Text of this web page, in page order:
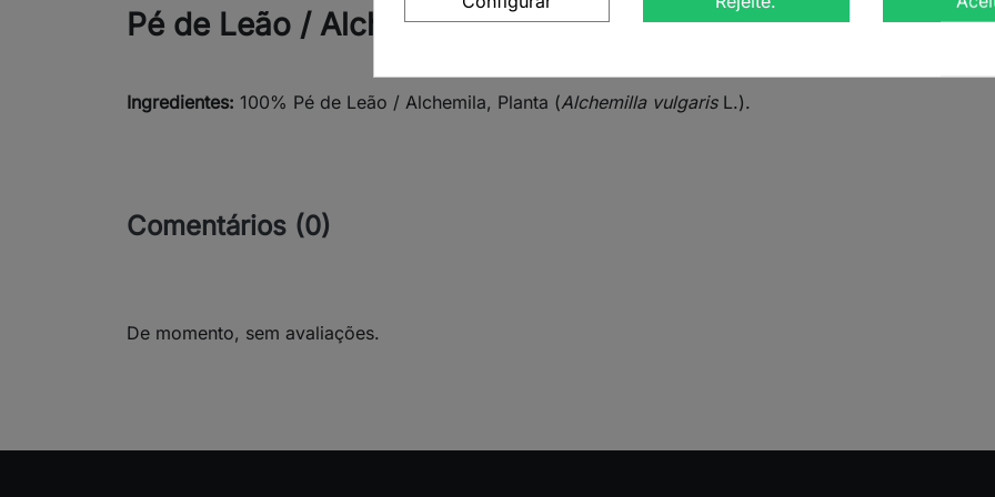
Pé de Leão / Alchemila, Planta (Alchemilla vulgaris L.)
Ingredientes: 100% Pé de Leão / Alchemila, Planta (Alchemilla vulgarisL.).
Comentários (0)
De momento, sem avaliações.